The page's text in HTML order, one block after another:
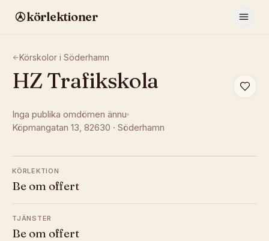
körlektioner
Körskolor i Söderhamn
HZ Trafikskola
Inga publika omdömen ännu
Köpmangatan 13, 82630 · Söderhamn
KÖRLEKTION
Be om offert
TJÄNSTER
Be om offert